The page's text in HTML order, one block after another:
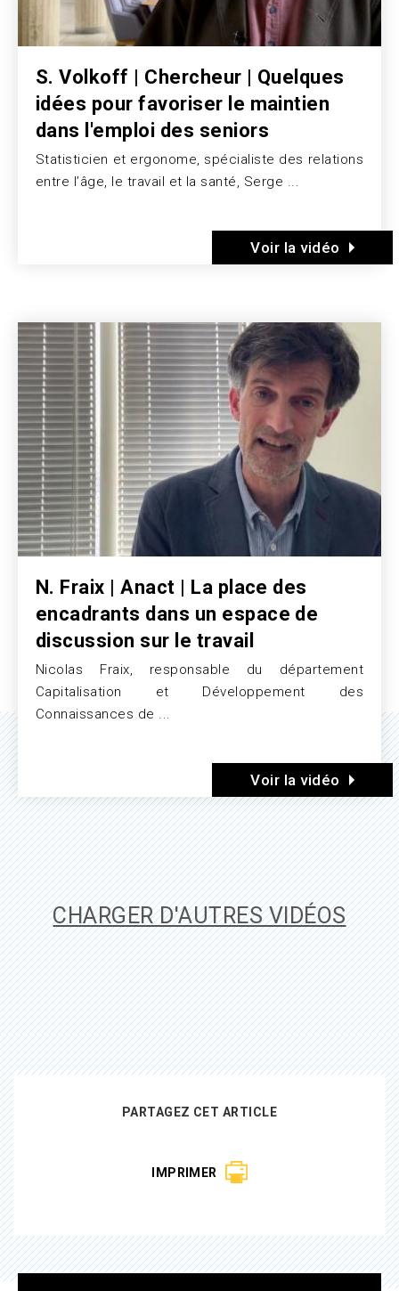
S. Volkoff | Chercheur | Quelques
idées pour favoriser le maintien
dans l'emploi des seniors
Texte
Statisticien et ergonome, spécialiste des relations
entre l’âge, le travail et la santé, Serge ...
Voir la vidéo
Image
N. Fraix | Anact | La place des
encadrants dans un espace de
discussion sur le travail
Texte
Nicolas Fraix, responsable du département
Capitalisation et Développement des
Connaissances de ...
Voir la vidéo
CHARGER D'AUTRES VIDÉOS
PARTAGEZ CET ARTICLE
IMPRIMER